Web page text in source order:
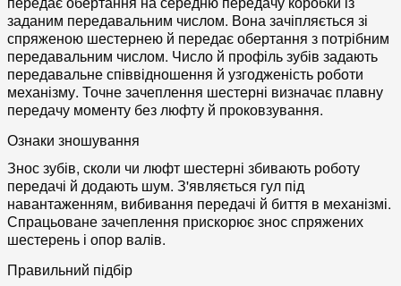
заданим передавальним числом. Вона зачіпляється зі
спряженою шестернею й передає обертання з потрібним
передавальним числом. Число й профіль зубів задають
передавальне співвідношення й узгодженість роботи
механізму. Точне зачеплення шестерні визначає плавну
передачу моменту без люфту й проковзування.
Ознаки зношування
Знос зубів, сколи чи люфт шестерні збивають роботу
передачі й додають шум. З'являється гул під
навантаженням, вибивання передачі й биття в механізмі.
Спрацьоване зачеплення прискорює знос спряжених
шестерень і опор валів.
Правильний підбір